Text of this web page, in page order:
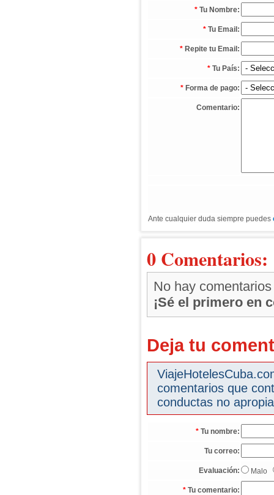
* Tu Nombre:
* Tu Email:
* Repite tu Email:
* Tu País:
* Forma de pago:
Comentario:
Ante cualquier duda siempre puedes
0 Comentarios:
No hay comentarios
¡Sé el primero en
Deja tu
comentarios que
conductas no
* Tu nombre:
Tu correo:
Evaluación: Malo
* Tu comentario: